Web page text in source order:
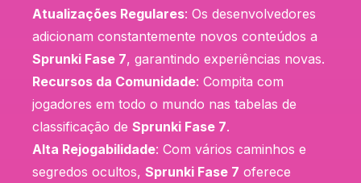
Atualizações Regulares: Os desenvolvedores
adicionam constantemente novos conteúdos a
Sprunki Fase 7, garantindo experiências novas.
Recursos da Comunidade: Compita com
jogadores em todo o mundo nas tabelas de
classificação de Sprunki Fase 7.
Alta Rejogabilidade: Com vários caminhos e
segredos ocultos, Sprunki Fase 7 oferece